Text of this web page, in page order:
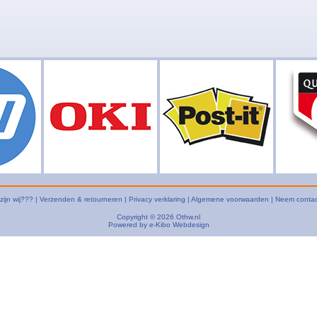
wij??? | Verzenden & retourneren | Privacy verklaring | Algemene voorwaarden | Neem
Copyright © 2026 Othw.nl
Powered by e-Kibo Webdesign